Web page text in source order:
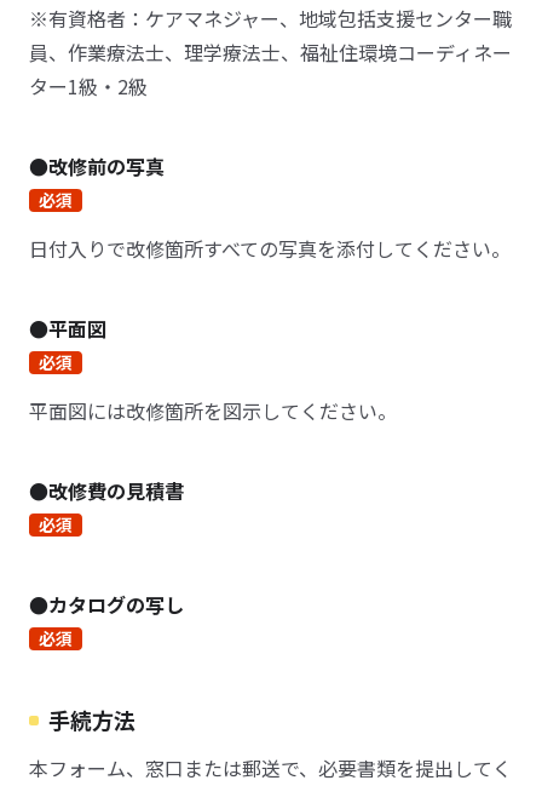
※有資格者：ケアマネジャー、地域包括支援センター職
員、作業療法士、理学療法士、福祉住環境コーディネー
ター1級・2級
●改修前の写真
必須
日付入りで改修箇所すべての写真を添付してください。
●平面図
必須
平面図には改修箇所を図示してください。
●改修費の見積書
必須
●カタログの写し
必須
手続方法
本フォーム、窓口または郵送で、必要書類を提出してく